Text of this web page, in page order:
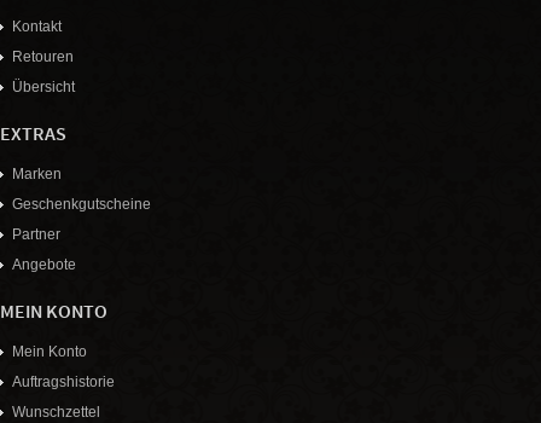
Kontakt
Retouren
Übersicht
EXTRAS
Marken
Geschenkgutscheine
Partner
Angebote
MEIN KONTO
Mein Konto
Auftragshistorie
Wunschzettel